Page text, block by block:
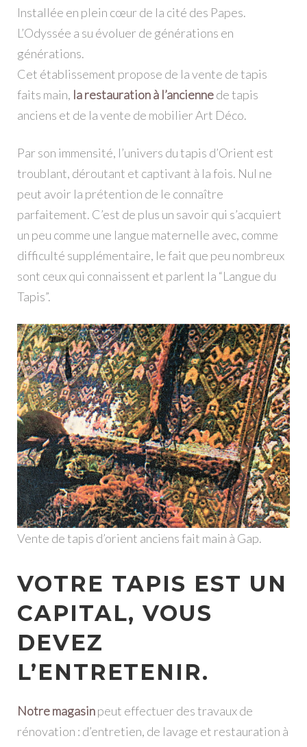
Installée en plein cœur de la cité des Papes.
L’Odyssée a su évoluer de générations en
générations.
Cet établissement propose de la vente de tapis
faits main, la restauration à l’anciennede tapis
anciens et de la vente de mobilier Art Déco.
Par son immensité, l’univers du tapis d’Orient est
troublant, déroutant et captivant à la fois. Nul ne
peut avoir la prétention de le connaître
parfaitement. C’est de plus un savoir qui s’acquiert
un peu comme une langue maternelle avec, comme
difficulté supplémentaire, le fait que peu nombreux
sont ceux qui connaissent et parlent la “Langue du
Tapis”.
Vente de tapis d’orient anciens fait main à Gap.
VOTRE TAPIS EST UN
CAPITAL, VOUS
DEVEZ
L’ENTRETENIR.
Notre magasinpeut effectuer des travaux de
rénovation : d’entretien, de lavage et restauration à